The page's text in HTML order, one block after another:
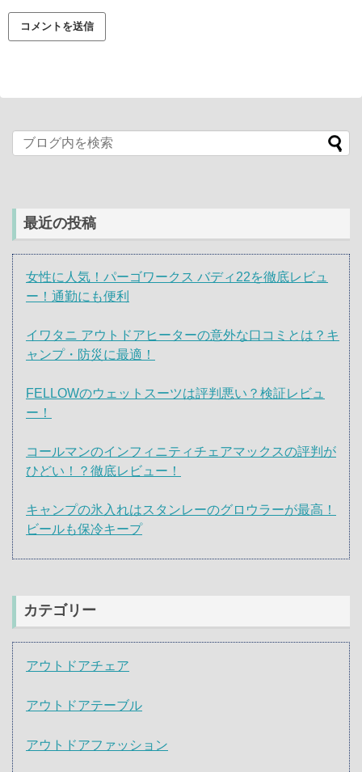
最近の投稿
女性に人気！パーゴワークス バディ22を徹底レビュ
ー！通勤にも便利
イワタニ アウトドアヒーターの意外な口コミとは？キ
ャンプ・防災に最適！
FELLOWのウェットスーツは評判悪い？検証レビュ
ー！
コールマンのインフィニティチェアマックスの評判が
ひどい！？徹底レビュー！
キャンプの氷入れはスタンレーのグロウラーが最高！
ビールも保冷キープ
カテゴリー
アウトドアチェア
アウトドアテーブル
アウトドアファッション